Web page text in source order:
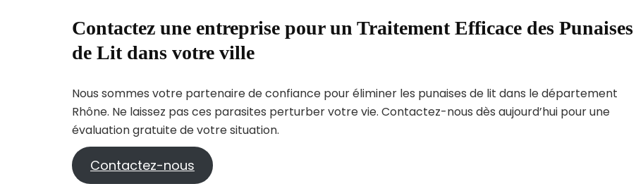
Contactez une entreprise pour un Traitement Efficace des Punaises
de Lit dans votre ville
Nous sommes votre partenaire de confiance pour éliminer les punaises de lit dans le département
Rhône. Ne laissez pas ces parasites perturber votre vie. Contactez-nous dès aujourd’hui pour une
évaluation gratuite de votre situation.
Contactez-nous